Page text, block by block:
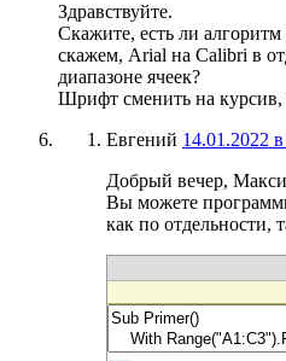
Здравствуйте.
Скажите, есть ли
скажем, Arial на Calibri в
диапазоне ячеек?
Шрифт сменить на
Евгений 14.01.2022
Добрый вечер,
Вы можете
как по отдельности,